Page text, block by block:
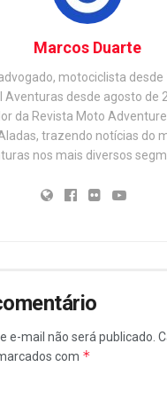
Marcos Duarte
motociclista desde
Aventuras desde agosto de
da Revista Moto Adventure
trazendo notícias do
nos mais diversos
e-mail não será publicado.
com *